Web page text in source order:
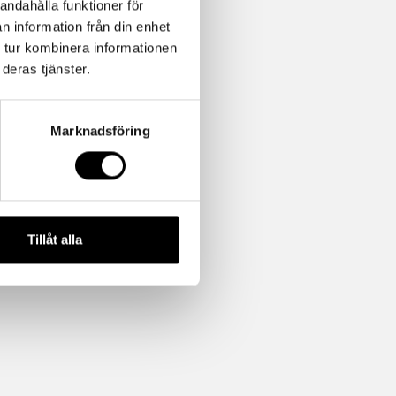
funktioner för
information från din enhet
kombinera informationen
tjänster.
Marknadsföring
Tillåt alla